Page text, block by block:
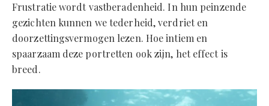
Frustratie wordt vastberadenheid. In hun peinzende
gezichten kunnen we tederheid, verdriet en
doorzettingsvermogen lezen. Hoe intiem en
spaarzaam deze portretten ook zijn, het effect is
breed.